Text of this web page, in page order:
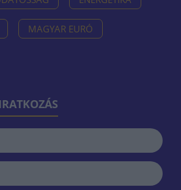
MAGYAR EURÓ